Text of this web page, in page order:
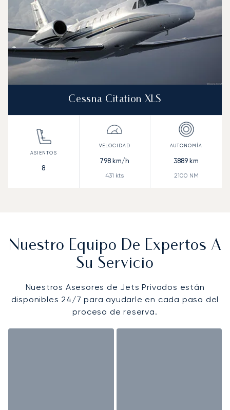
Cessna Citation XLS
8
798 km/h
431 kts
3889 km
2100 NM
Nuestro Equipo De Expertos A
Su Servicio
Nuestros Asesores de Jets Privados están
disponibles 24/7 para ayudarle en cada paso del
proceso de reserva.